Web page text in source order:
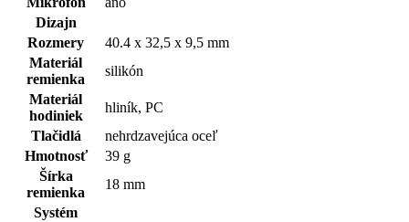
Dizajn
Rozmery
40.4 x 32,5 x 9,5 mm
Materiál
remienka
silikón
Materiál
hodiniek
hliník, PC
Tlačidlá
nehrdzavejúca oceľ
Hmotnosť
39 g
Šírka
remienka
18 mm
Systém